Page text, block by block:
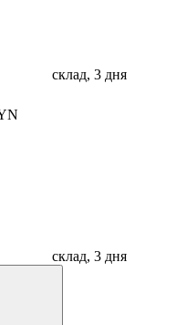
склад, 3 дня
склад, 3 дня